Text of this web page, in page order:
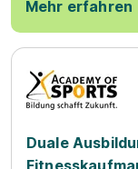
Mehr erfahren
Duale